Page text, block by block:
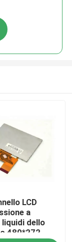
LCD
a
dello
480*272